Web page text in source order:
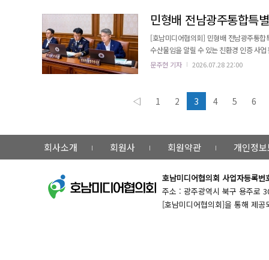
민형배 전남광주통합특
[호남미디어협의회] 민형배 전남광주통
수산물임을 알릴 수 있는 친환경 인증 사업 활성화가 필
"축산물 항생제 저감을 위해 친환경 축산
문주현 기자 2026.07.28 22:00
◁ 1 2 3 4 5 6
회사소개 회원사 회원약관 개인정
호남미디어협의회 사업자등록
주소 : 광주광역시 북구 용주
[호남미디어협의회]을 통해 제